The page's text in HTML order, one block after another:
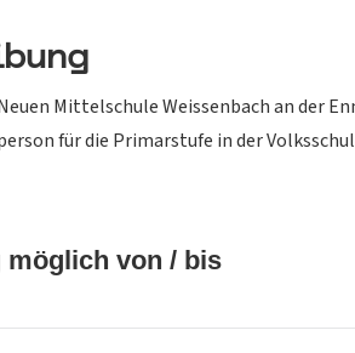
Mittelschule Weissenbach an der
für die Primarstufe in der
möglich von / bis